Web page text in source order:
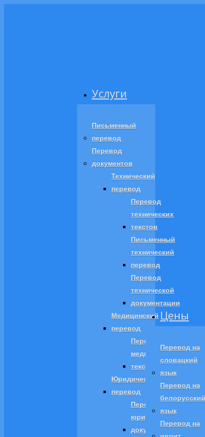
Услуги
Письменный
перевод
Перевод
документов
Технический
перевод
Перевод
технических
текстов
Письменный
технический
перевод
Перевод
технической
документации
Медицинский
перевод
Перевод
медицинских
текстов
Юридический
перевод
Перевод
юридических
документов
Цены
Перевод на
словацкий
язык
Перевод на
белорусский
язык
Перевод на